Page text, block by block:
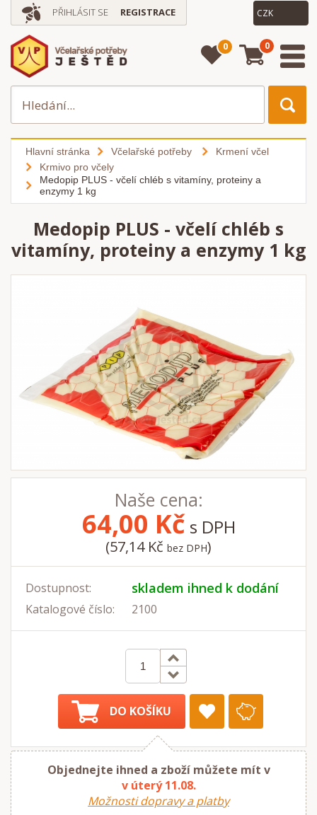
PŘIHLÁSIT SE REGISTRACE
0 0
Hlavní stránka Včelařské potřeby
Krmení včel
Krmivo pro včely
Medopip PLUS - včelí chléb s vitamíny, proteiny a
enzymy 1 kg
Medopip PLUS - včelí chléb s
vitamíny, proteiny a enzymy 1 kg
Naše cena:
64,00 Kč s DPH
(57,14 Kč bez DPH)
Dostupnost: skladem ihned k dodání
Katalogové číslo: 2100
DO KOŠÍKU
Objednejte ihned a zboží můžete mít v
v úterý 11.08.
Možnosti dopravy a platby